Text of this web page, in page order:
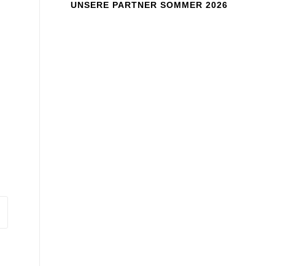
UNSERE PARTNER SOMMER 2026